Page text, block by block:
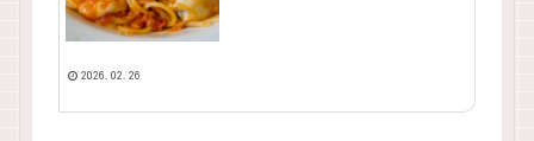
2026.02.26